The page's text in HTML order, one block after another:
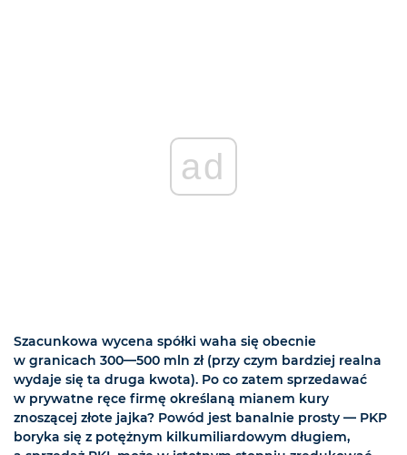
ad
Szacunkowa wycena spółki waha się obecnie
w granicach 300—500 mln zł (przy czym bardziej realna
wydaje się ta druga kwota). Po co zatem sprzedawać
w prywatne ręce firmę określaną mianem kury
znoszącej złote jajka? Powód jest banalnie prosty — PKP
boryka się z potężnym kilkumiliardowym długiem,